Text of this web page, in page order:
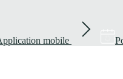
mobile